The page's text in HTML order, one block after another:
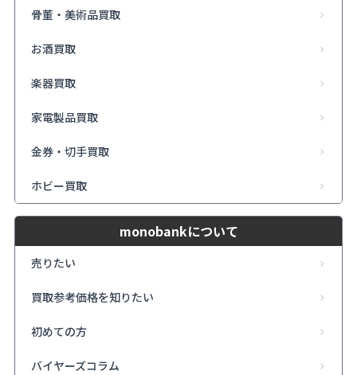
骨董・美術品買取
お酒買取
楽器買取
家電製品買取
金券・切手買取
ホビー買取
monobankについて
売りたい
買取参考価格を知りたい
初めての方
バイヤーズコラム